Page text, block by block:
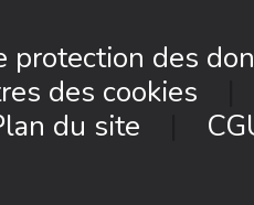
protection des
des cookies
du site